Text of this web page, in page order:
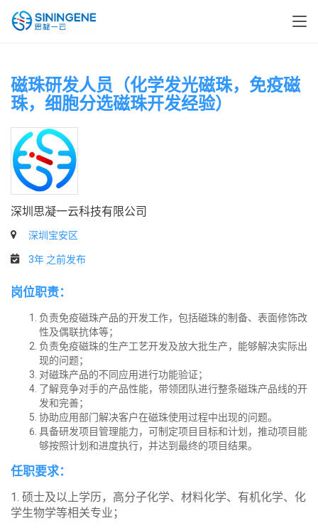
磁珠研发人员（化学发光磁珠，免疫磁
珠，细胞分选磁珠开发经验）
深圳思凝一云科技有限公司
深圳宝安区
3年 之前发布
岗位职责：
负责免疫磁珠产品的开发工作，包括磁珠的制备、表面修饰改
性及偶联抗体等；
负责免疫磁珠的生产工艺开发及放大批生产，能够解决实际出
现的问题；
对磁珠产品的不同应用进行功能验证；
了解竞争对手的产品性能，带领团队进行整条磁珠产品线的开
发和完善；
协助应用部门解决客户在磁珠使用过程中出现的问题。
具备研发项目管理能力，可制定项目目标和计划，推动项目能
够按照计划和进度执行，并达到最终的项目结果。
任职要求：
1. 硕士及以上学历，高分子化学、材料化学、有机化学、化
学生物学等相关专业；